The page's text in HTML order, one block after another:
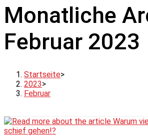
Monatliche
Februar 2023
Startseite>
2023>
Februar